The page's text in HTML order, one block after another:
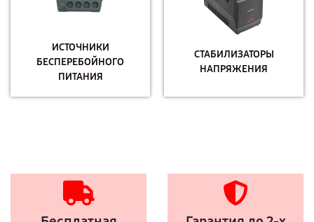
ИСТОЧНИКИ
БЕСПЕРЕБОЙНОГО
ПИТАНИЯ
СТАБИЛИЗАТОРЫ
НАПРЯЖЕНИЯ